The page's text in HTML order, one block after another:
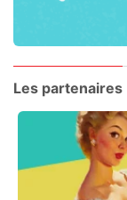
Les partenaires